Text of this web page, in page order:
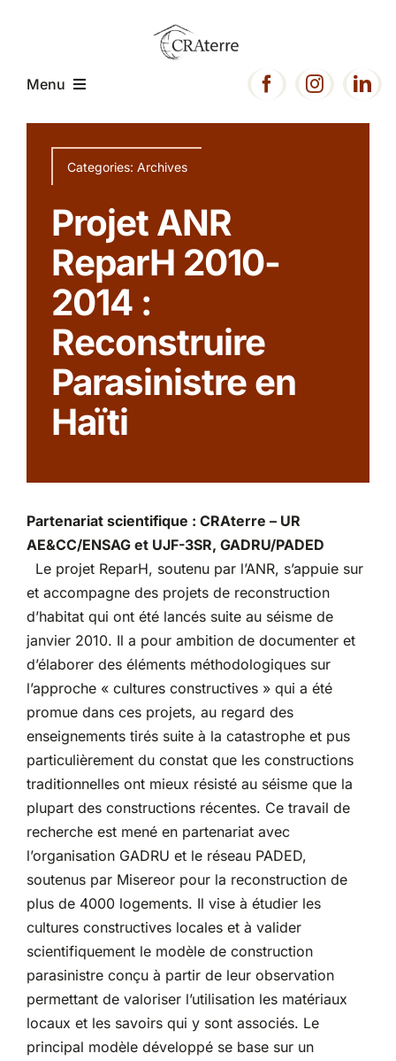
Menu
Accueil
Présentation
Expertise
Ressources
Partenariats
Categories: Archives
Projet ANR
ReparH 2010-
2014 :
Reconstruire
Parasinistre en
Haïti
Partenariat scientifique : CRAterre – UR
AE&CC/ENSAG et UJF-3SR, GADRU/PADED
Le projet ReparH, soutenu par l’ANR, s’appuie sur
et accompagne des projets de reconstruction
d’habitat qui ont été lancés suite au séisme de
janvier 2010. Il a pour ambition de documenter et
d’élaborer des éléments méthodologiques sur
l’approche « cultures constructives » qui a été
promue dans ces projets, au regard des
enseignements tirés suite à la catastrophe et pus
particulièrement du constat que les constructions
traditionnelles ont mieux résisté au séisme que la
plupart des constructions récentes. Ce travail de
recherche est mené en partenariat avec
l’organisation GADRU et le réseau PADED,
soutenus par Misereor pour la reconstruction de
plus de 4000 logements. Il vise à étudier les
cultures constructives locales et à valider
scientifiquement le modèle de construction
parasinistre conçu à partir de leur observation
permettant de valoriser l’utilisation les matériaux
locaux et les savoirs qui y sont associés. Le
principal modèle développé se base sur un